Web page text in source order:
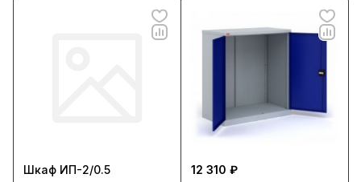
Шкаф ИП-2/0.5
12 310 ₽